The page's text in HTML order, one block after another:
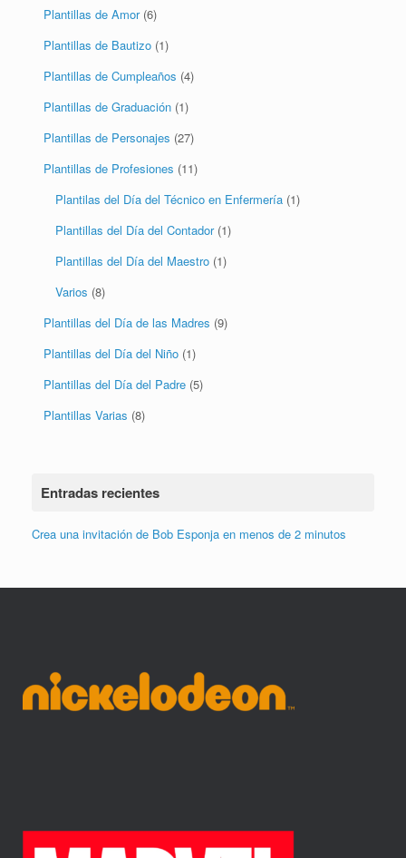
Plantillas de Amor (6)
Plantillas de Bautizo (1)
Plantillas de Cumpleaños (4)
Plantillas de Graduación (1)
Plantillas de Personajes (27)
Plantillas de Profesiones (11)
Plantilas del Día del Técnico en Enfermería (1)
Plantillas del Día del Contador (1)
Plantillas del Día del Maestro (1)
Varios (8)
Plantillas del Día de las Madres (9)
Plantillas del Día del Niño (1)
Plantillas del Día del Padre (5)
Plantillas Varias (8)
Entradas recientes
Crea una invitación de Bob Esponja en menos de 2 minutos